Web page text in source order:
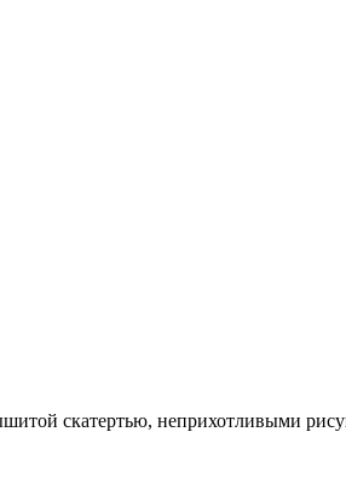
скатертью, неприхотливыми